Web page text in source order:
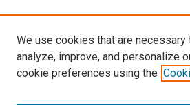
We use cookies that are
analyze, improve, and personalize
cookie preferences using the